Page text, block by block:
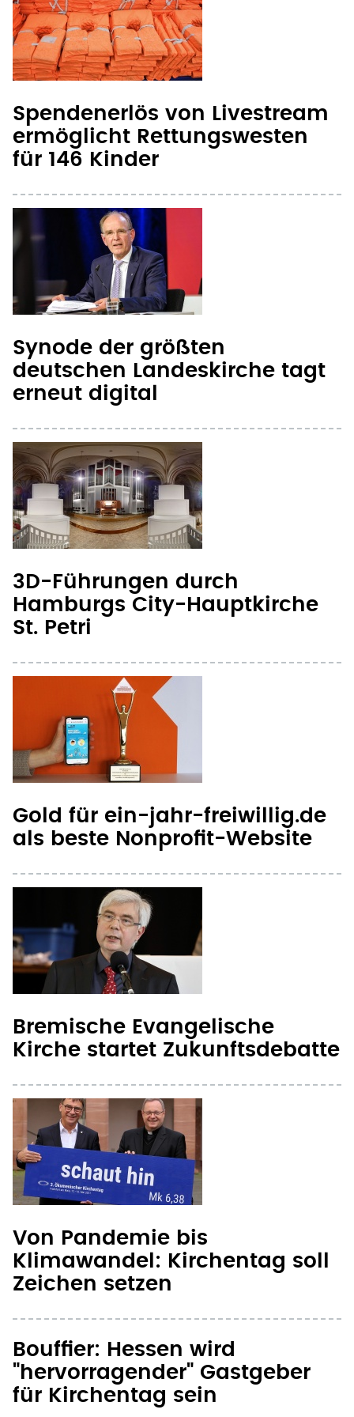
Spendenerlös von Livestream
ermöglicht Rettungswesten
für 146 Kinder
Synode der größten
deutschen Landeskirche tagt
erneut digital
3D-Führungen durch
Hamburgs City-Hauptkirche
St. Petri
Gold für ein-jahr-freiwillig.de
als beste Nonprofit-Website
Bremische Evangelische
Kirche startet Zukunftsdebatte
Von Pandemie bis
Klimawandel: Kirchentag soll
Zeichen setzen
Bouffier: Hessen wird
"hervorragender" Gastgeber
für Kirchentag sein